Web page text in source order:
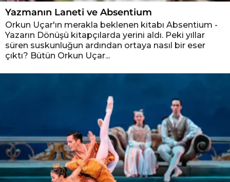
Yazmanın Laneti ve Absentium
Orkun Uçar'ın merakla beklenen kitabı Absentium -
Yazarın Dönüşü kitapçılarda yerini aldı. Peki yıllar
süren suskunluğun ardından ortaya nasıl bir eser
çıktı? Bütün Orkun Uçar...